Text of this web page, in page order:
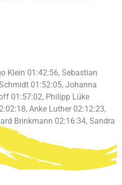
Klein 01:42:56, Sebastian
01:52:05, Johanna
01:57:02, Philipp Lüke
Anke Luther 02:12:23,
Brinkmann 02:16:34, Sandra